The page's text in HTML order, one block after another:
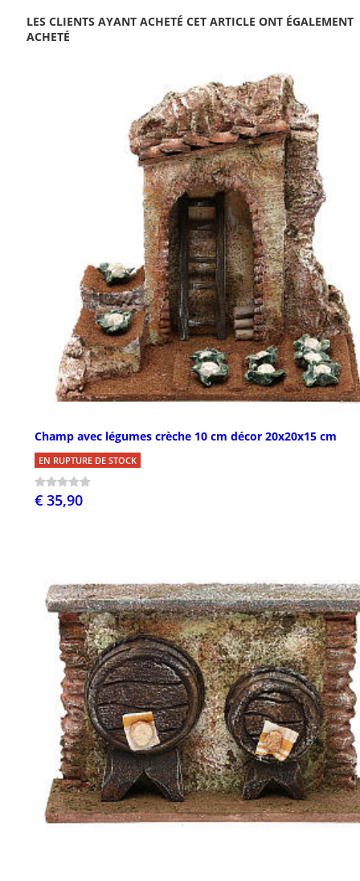
LES CLIENTS AYANT ACHETÉ CET ARTICLE ONT ÉGALEMENT
ACHETÉ
Champ avec légumes crèche 10 cm décor 20x20x15 cm
EN RUPTURE DE STOCK
€ 35,90